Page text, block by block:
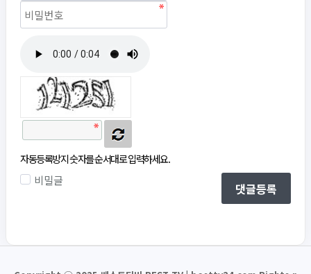
자동등록방지 숫자를 순서대로 입력하세요.
비밀글
댓글등록